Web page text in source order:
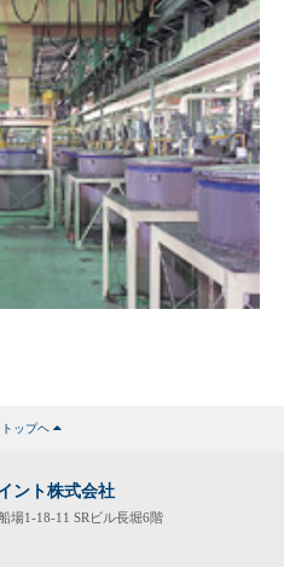
ップヘ
ント株式会社
場1-18-11 SRビル長堀6階